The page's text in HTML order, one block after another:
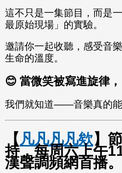
這不只是一集節目，而是
最原始現場」的實驗。
邀請你一起收聽，感受音
生命的溫度。
😊 當微笑被寫進旋律，
我們就知道——音樂真的能
【 凡凡凡凡欸】
持，每周六上午
漢聲調頻網首播。